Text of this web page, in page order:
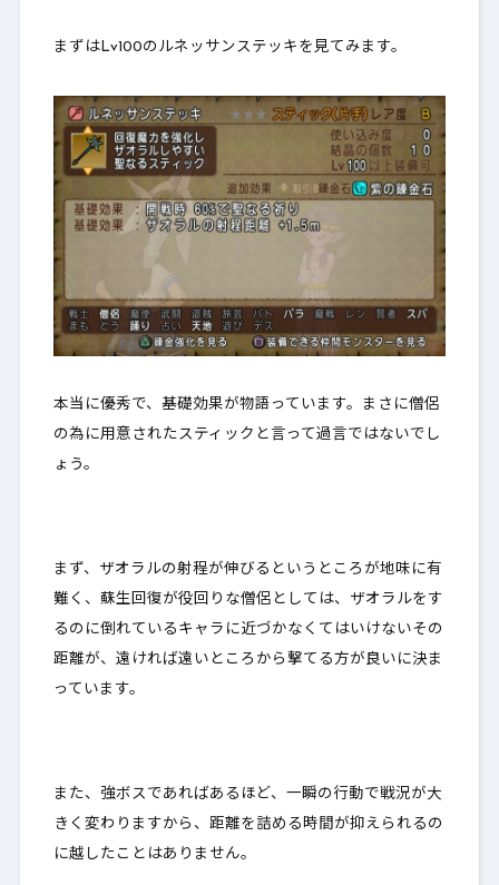
まずはLv100のルネッサンステッキを見てみます。
本当に優秀で、基礎効果が物語っています。まさに僧侶
の為に用意されたスティックと言って過言ではないでし
ょう。
まず、ザオラルの射程が伸びるというところが地味に有
難く、蘇生回復が役回りな僧侶としては、ザオラルをす
るのに倒れているキャラに近づかなくてはいけないその
距離が、 遠ければ遠いところから撃てる方が良いに決ま
っています。
また、強ボスであればあるほど、 一瞬の行動で戦況が大
きく変わりますから 、距離を詰める時間が抑えられるの
に越したことはありません。